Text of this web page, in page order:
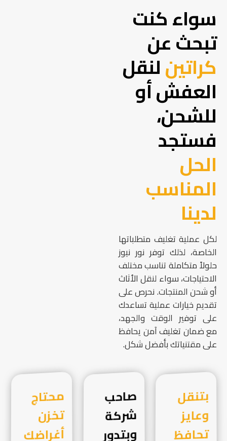
سواء كنت
تبحث عن
كراتينلنقل
العفش أو
للشحن،
فستجد
الحل
المناسب
لدينا
لكل عملية تغليف متطلباتها
الخاصة، لذلك توفر نور نيوز
حلولاً متكاملة تناسب مختلف
الاحتياجات، سواء لنقل الأثاث
أو شحن المنتجات. نحرص على
تقديم خيارات عملية تساعدك
على توفير الوقت والجهد،
مع ضمان تغليف آمن يحافظ
على مقتنياتك بأفضل شكل.
بتنقل
وعايز
تحافظ صاحب
شركة
وبتدور محتاج
تخزن
أغراضك